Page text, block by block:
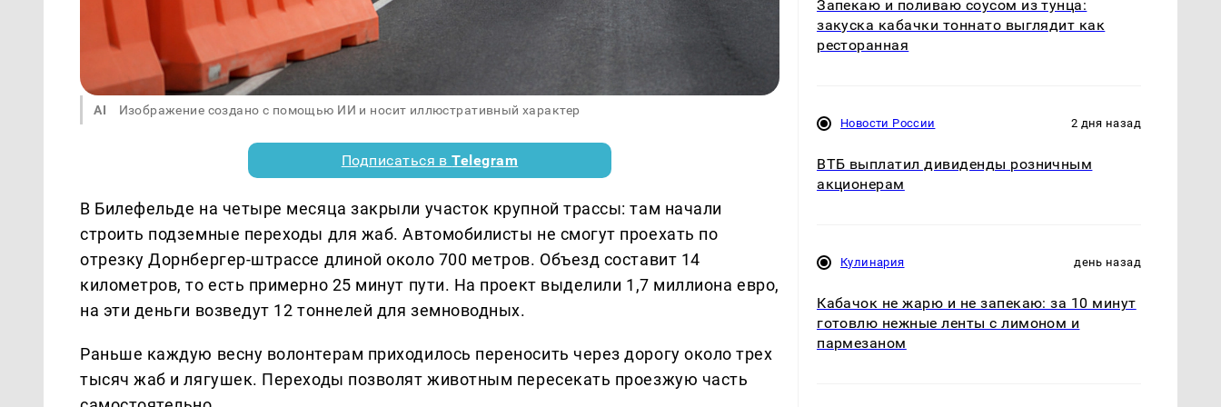
AI Изображение создано с помощью ИИ и носит иллюстративный характер
Подписаться вTelegram
В Билефельде на четыре месяца закрыли участок крупной трассы: там начали
строить подземные переходы для жаб. Автомобилисты не смогут проехать по
отрезку Дорнбергер-штрассе длиной около 700 метров. Объезд составит 14
километров, то есть примерно 25 минут пути. На проект выделили 1,7 миллиона евро,
на эти деньги возведут 12 тоннелей для земноводных.
Раньше каждую весну волонтерам приходилось переносить через дорогу около трех
тысяч жаб и лягушек. Переходы позволят животным пересекать проезжую часть
Запекаю и поливаю соусом из тунца:
закуска кабачки тоннато выглядит как
ресторанная
Новости России 2 дня назад
ВТБ выплатил дивиденды розничным
акционерам
Кулинария день назад
Кабачок не жарю и не запекаю: за 10 минут
готовлю нежные ленты с лимоном и
пармезаном